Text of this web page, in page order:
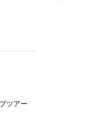
ツアー